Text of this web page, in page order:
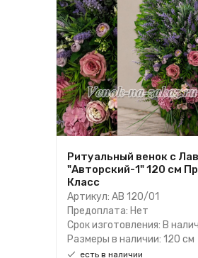
Ритуальный венок с
"Авторский-1" 120 см
Класс
Артикул: АВ 120/01
Предоплата: Нет
Срок изготовления: В
Размеры в наличии: 120 см
есть в наличии